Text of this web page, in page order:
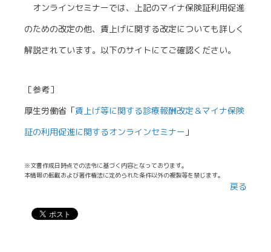
オンラインセミナーでは、上記のマイナ保険証利用促進
のための改定の他、賃上げに関する改定についても詳しく
解説されています。以下のサイトにてご確認ください。
［参考］
厚生労働省「賃上げ等に関する診療報酬改定＆マイナ保険
証の利用促進に関するオンラインセミナー 」
※文書作成日時点での法令に基づく内容となっております。
本情報の転載および著作権法に定められた条件以外の複製等を禁じます。
戻る